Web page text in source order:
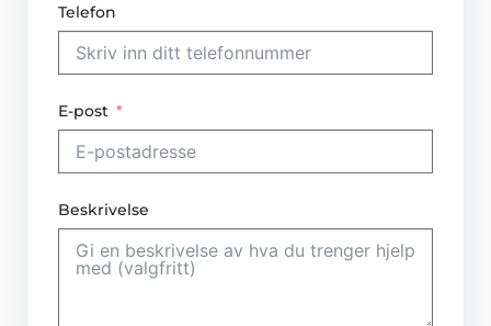
Telefon
E-post
Beskrivelse